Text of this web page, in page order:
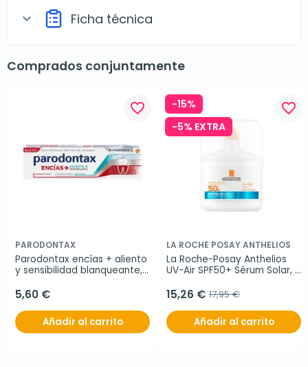
expand_more Ficha técnica
Comprados conjuntamente
favorite_border
PARODONTAX
Parodontax encías + aliento
y sensibilidad blanqueante,
5,60 €
Añadir al carrito
-15%
-5% EXTRA
favorite_border
LA ROCHE POSAY ANTHELIOS
La Roche-Posay Anthelios
UV-Air SPF50+ Sérum Solar,
15,26 € 17,95 €
Añadir al carrito